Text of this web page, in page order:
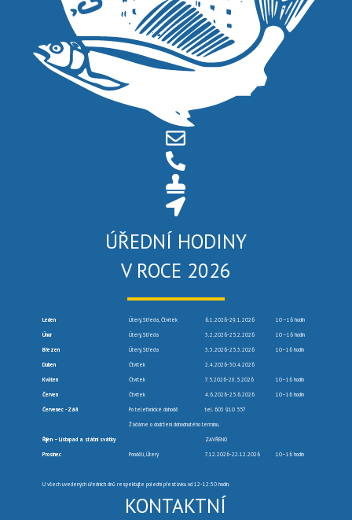
ÚŘEDNÍ HODINY
V ROCE 2026
Leden Úterý, Středa, Čtvrtek 6.1.2026-29.1.2026 10 –16 hodin
Únor Úterý, Středa 3.2.2026-25.2.2026 10 –16 hodin
Březen Úterý, Středa 3.3.2026-25.3.2026 10–16 hodin
Duben Čtvrtek 2.4.2026-30.4.2026
Květen Čtvrtek 7.5.2026-28.5.2026 10–16 hodin
Červen Čtvrtek 4.6.2026-25.6.2026 10–16 hodin
Červenec -Září Po telefonické dohodě tel. 603 910 557
Žádáme o dodržení dohodnutého termínu.
Říjen – Listopad a státní svátky ZAVŘENO
Prosinec Pondělí, Úterý 7.12.2026-22.12.2026 10–16 hodin
U všech uvedených úředních dnů respektujte polední přestávku od 12-12:30 hodin.
KONTAKTNÍ